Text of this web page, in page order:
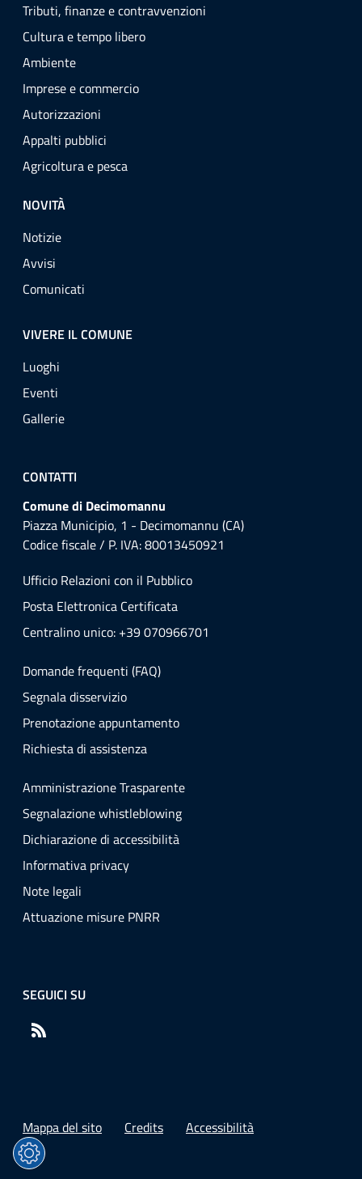
Tributi, finanze e contravvenzioni
Cultura e tempo libero
Ambiente
Imprese e commercio
Autorizzazioni
Appalti pubblici
Agricoltura e pesca
NOVITÀ
Notizie
Avvisi
Comunicati
VIVERE IL COMUNE
Luoghi
Eventi
Gallerie
CONTATTI
Comune di Decimomannu
Piazza Municipio, 1 - Decimomannu (CA)
Codice fiscale / P. IVA: 80013450921
Ufficio Relazioni con il Pubblico
Posta Elettronica Certificata
Centralino unico: +39 070966701
Domande frequenti (FAQ)
Segnala disservizio
Prenotazione appuntamento
Richiesta di assistenza
Amministrazione Trasparente
Segnalazione whistleblowing
Dichiarazione di accessibilità
Informativa privacy
Note legali
Attuazione misure PNRR
SEGUICI SU
Mappa del sito Credits Accessibilità